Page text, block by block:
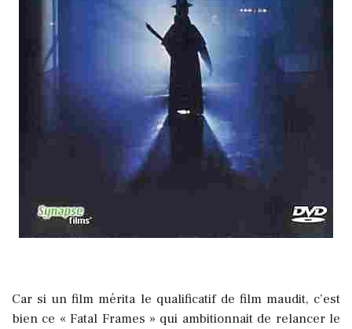
Car si un film mérita le qualificatif de film maudit, c’est
bien ce « Fatal Frames » qui ambitionnait de relancer le